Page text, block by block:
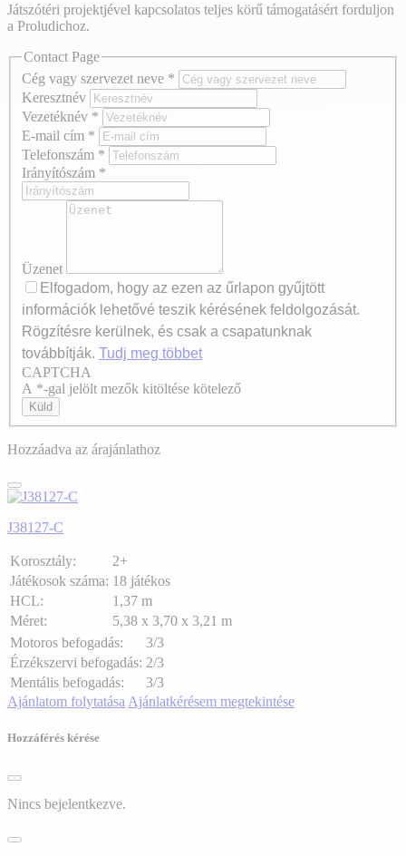
Játszótéri projektjével kapcsolatos teljes körű támogatásért forduljon
a Proludichoz.
Contact Page
Cég vagy szervezet neve *
Keresztnév
Vezetéknév *
E-mail cím *
Telefonszám *
Irányítószám *
Üzenet
Elfogadom, hogy az ezen az űrlapon gyűjtött
információk lehetővé teszik kérésének feldolgozását.
Rögzítésre kerülnek, és csak a csapatunknak
továbbítják. Tudj meg többet
Axeptio consent
CAPTCHA
A *-gal jelölt mezők kitöltése kötelező
Küld
Hozzáadva az árajánlathoz
J38127-C
Korosztály:
2+
Játékosok száma: 18 játékos
HCL:
1,37 m
Méret:
5,38 x 3,70 x 3,21 m
Motoros befogadás:
3/3
Érzékszervi befogadás: 2/3
Mentális befogadás:
3/3
Ajánlatom folytatása Ajánlatkérésem megtekintése
Hozzáférés kérése
Nincs bejelentkezve.